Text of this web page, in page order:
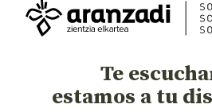
Te
estamos a tu